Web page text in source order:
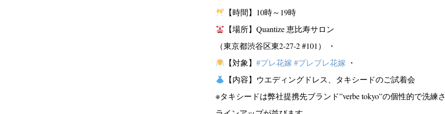
【時間】10時～19時
【場所】Quantize 恵比寿サロン
（東京都渋谷区東2-27-2 #101） ・
【対象】 #プレ花嫁 #プレプレ花嫁 ・
【内容】ウエディングドレス、タキシードのご試着会
※タキシードは弊社提携先ブランド”verbe tokyo”の個性的で洗練